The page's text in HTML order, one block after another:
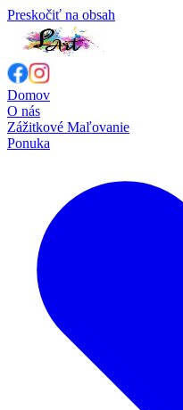
Preskočiť na obsah
Domov
O nás
Zážitkové Maľovanie
Ponuka